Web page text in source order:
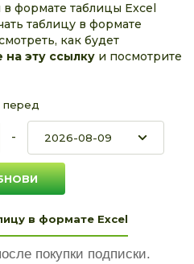
формате таблицы Excel
таблицу в формате
как будет
на эту ссылку и посмотрите
перед
-
в формате Excel
покупки подписки.